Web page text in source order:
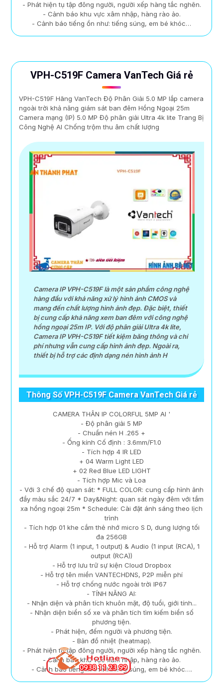
- Phát hiện tụ tập đông người, người xếp hàng tắc nghẽn.
- Cảnh báo khu vực xâm nhập, hàng rào ảo.
- Cảnh báo tiếng ồn như: tiếng súng, em bé khóc…
VPH-C519F Camera VanTech Giá rẻ
VPH-C519F Hãng VanTech Độ Phân Giải 5.0 MP lắp camera
ngoài trời khả năng giám sát ban đêm Hồng Ngoại 25m
Camera mạng (IP) 5.0 MP Độ phân giải Ultra 4k lite Trang Bị
Công Nghệ AI Chống trộm thu âm chất lượng
Camera IP VPH-C519F là một sản phẩm công nghệ
hàng đầu với khả năng xử lý hình ảnh CMOS và
mang đến chất lượng hình ảnh đẹp. Đặc biệt, thiết
bị cung cấp khả năng xem ban đêm với công nghệ
hồng ngoại 25m IP. Với độ phân giải Ultra 4k lite,
Camera IP VPH-C519F tiết kiệm băng thông và chi
phí nhưng vẫn cung cấp hình ảnh đẹp. Ngoài ra,
thiết bị hỗ trợ các định dạng nén hình ảnh H
Thông Số VPH-C519F Camera VanTech Giá rẻ
CAMERA THÂN IP COLORFUL 5MP AI '
- Độ phân giải 5 MP
- Chuẩn nén H .265 +
- Ống kính Cố định : 3.6mm/F1.0
- Tích hợp 4 IR LED
+ 04 Warm Light LED
+ 02 Red Blue LED LIGHT
- Tích hợp Mic và Loa
- Với 3 chế độ quan sát: * FULL COLOR: cung cấp hình ảnh
đầy màu sắc 24/7 * Day&Night: quan sát ngày đêm với tầm
xa hồng ngoại 25m * Schedule: Cài đặt ánh sáng theo lịch
trình
- Tích hợp 01 khe cắm thẻ nhớ micro S D, dung lượng tối
đa 256GB
- Hỗ trợ Alarm (1 input, 1 output) & Audio (1 input (RCA), 1
output (RCA))
- Hỗ trợ lưu trữ sự kiện Cloud Dropbox
- Hỗ trợ tên miền VANTECHDNS, P2P miễn phí
- Hỗ trợ chống nước ngoài trời IP67
- TÍNH NĂNG AI:
- Nhận diện và phân tích khuôn mặt, độ tuổi, giới tính...
- Nhận diện biển số xe và phân tích tìm kiếm biển số
phương tiện.
- Phát hiện, đếm người và phương tiện.
- Bản đồ nhiệt (heatmap).
- Phát hiện tụ tập đông người, người xếp hàng tắc nghẽn.
- Cảnh báo khu vực xâm nhập, hàng rào ảo.
- Cảnh báo tiếng ồn như: tiếng súng, em bé khóc….